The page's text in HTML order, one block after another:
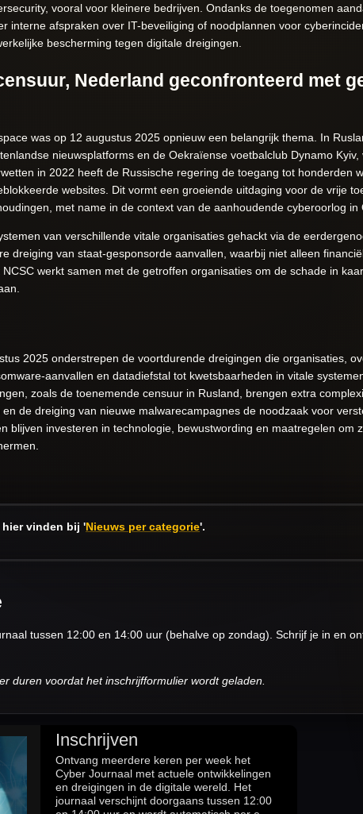
vooral voor kleinere bedrijven. Ondanks de toegenomen
interne afspraken over IT-beveiliging of noodplannen voor
bescherming tegen digitale dreigingen.
Nederland geconfronteerd met
was op 12 augustus 2025 opnieuw een belangrijk thema. In
nieuwsplatforms en de Oekraïense voetbalclub Dynamo
in 2022 heeft de Russische regering de toegang tot honderden
websites. Dit vormt een groeiende uitdaging voor de vrije
met name in de context van de aanhoudende cyberoorlog in
van verschillende vitale organisaties gehackt via de
dreiging van staat-gesponsorde aanvallen, waarbij niet alleen
werkt samen met de getroffen organisaties om de schade in
2025 onderstrepen de voortdurende dreigingen die organisaties,
aanvallen en datadiefstal tot kwetsbaarheden in vitale
zoals de toenemende censuur in Rusland, brengen extra
de dreiging van nieuwe malwarecampagnes de noodzaak voor
blijven investeren in technologie, bewustwording en maatregelen om
vinden bij 'Nieuws per categorie'.
tussen 12:00 en 14:00 uur (behalve op zondag). Schrijf je in en
duren voordat het inschrijfformulier wordt geladen.
Inschrijven
Ontvang meerdere keren per week het
Cyber Journaal met actuele ontwikkelingen
en dreigingen in de digitale wereld. Het
journaal verschijnt doorgaans tussen 12:00